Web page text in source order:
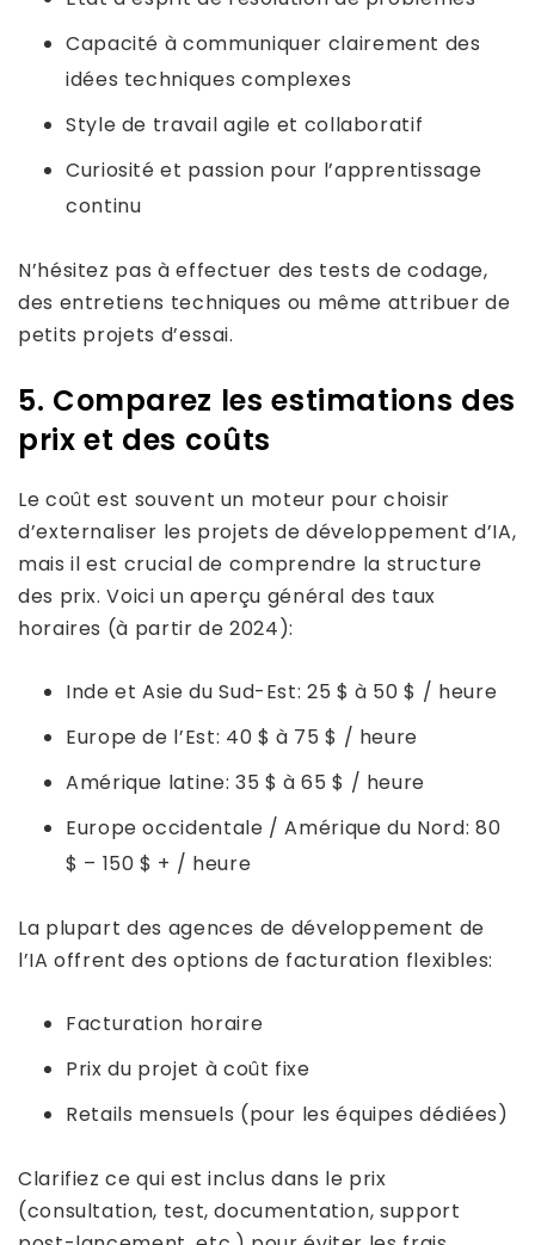
Capacité à communiquer clairement des
idées techniques complexes
Style de travail agile et collaboratif
Curiosité et passion pour l’apprentissage
continu
N’hésitez pas à effectuer des tests de codage,
des entretiens techniques ou même attribuer de
petits projets d’essai.
5. Comparez les estimations des
prix et des coûts
Le coût est souvent un moteur pour choisir
d’externaliser les projets de développement d’IA,
mais il est crucial de comprendre la structure
des prix. Voici un aperçu général des taux
horaires (à partir de 2024):
Inde et Asie du Sud-Est: 25 $ à 50 $ / heure
Europe de l’Est: 40 $ à 75 $ / heure
Amérique latine: 35 $ à 65 $ / heure
Europe occidentale / Amérique du Nord: 80
$ – 150 $ + / heure
La plupart des agences de développement de
l’IA offrent des options de facturation flexibles:
Facturation horaire
Prix ​​du projet à coût fixe
Retails mensuels (pour les équipes dédiées)
Clarifiez ce qui est inclus dans le prix
(consultation, test, documentation, support